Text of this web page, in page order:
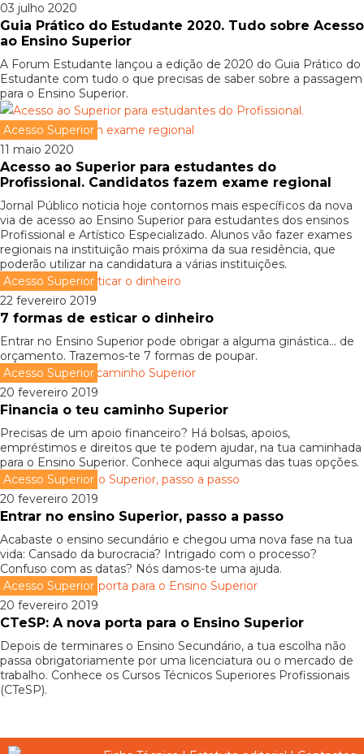
03 julho 2020
Guia Prático do Estudante 2020. Tudo sobre Acesso
ao Ensino Superior
A Forum Estudante lançou a edição de 2020 do Guia Prático do
Estudante com tudo o que precisas de saber sobre a passagem
para o Ensino Superior.
Acesso Superior
11 maio 2020
Acesso ao Superior para estudantes do
Profissional. Candidatos fazem exame regional
Jornal Público noticia hoje contornos mais específicos da nova
via de acesso ao Ensino Superior para estudantes dos ensinos
Profissional e Artístico Especializado. Alunos vão fazer exames
regionais na instituição mais próxima da sua residência, que
poderão utilizar na candidatura a várias instituições.
Acesso Superior
22 fevereiro 2019
7 formas de esticar o dinheiro
Entrar no Ensino Superior pode obrigar a alguma ginástica... de
orçamento. Trazemos-te 7 formas de poupar.
Acesso Superior
20 fevereiro 2019
Financia o teu caminho Superior
Precisas de um apoio financeiro? Há bolsas, apoios,
empréstimos e direitos que te podem ajudar, na tua caminhada
para o Ensino Superior. Conhece aqui algumas das tuas opções.
Acesso Superior
20 fevereiro 2019
Entrar no ensino Superior, passo a passo
Acabaste o ensino secundário e chegou uma nova fase na tua
vida: Cansado da burocracia? Intrigado com o processo?
Confuso com as datas? Nós damos-te uma ajuda.
Acesso Superior
20 fevereiro 2019
CTeSP: A nova porta para o Ensino Superior
Depois de terminares o Ensino Secundário, a tua escolha não
passa obrigatoriamente por uma licenciatura ou o mercado de
trabalho. Conhece os Cursos Técnicos Superiores Profissionais
(CTeSP).